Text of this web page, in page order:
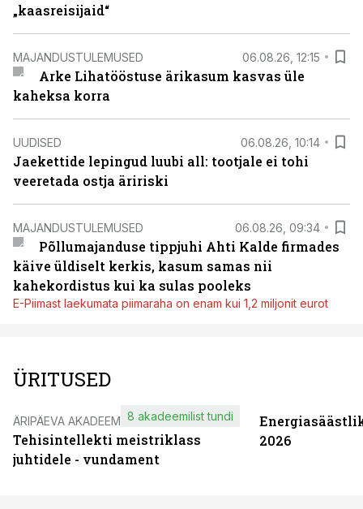
„kaasreisijaid“
MAJANDUSTULEMUSED 06.08.26, 12:15
Arke Lihatööstuse ärikasum kasvas üle
kaheksa korra
UUDISED 06.08.26, 10:14
Jaekettide lepingud luubi all: tootjale ei tohi
veeretada ostja äririski
MAJANDUSTULEMUSED 06.08.26, 09:34
Põllumajanduse tippjuhi Ahti Kalde firmades
käive üldiselt kerkis, kasum samas nii
kahekordistus kui ka sulas pooleks
E-Piimast laekumata piimaraha on enam kui 1,2 miljonit eurot
ÜRITUSED
ÄRIPÄEVA AKADEEMIA
Tehisintellekti meistriklass
juhtidele - vundament
8 akadeemilist tundi
2026